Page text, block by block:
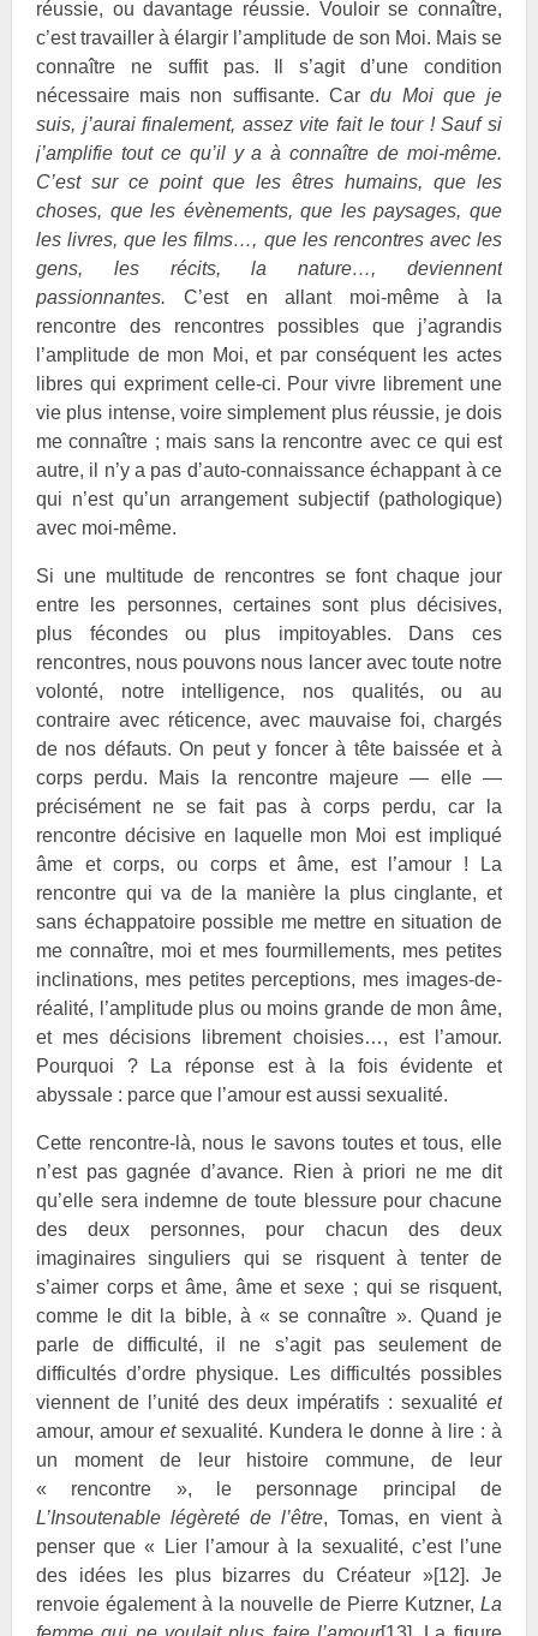
réussie, ou davantage réussie. Vouloir se connaître,
c’est travailler à élargir l’amplitude de son Moi. Mais se
connaître ne suffit pas. Il s’agit d’une condition
nécessaire mais non suffisante. Car du Moi que je
suis, j’aurai finalement, assez vite fait le tour ! Sauf si
j’amplifie tout ce qu’il y a à connaître de moi-même.
C’est sur ce point que les êtres humains, que les
choses, que les évènements, que les paysages, que
les livres, que les films…, que les rencontres avec les
gens, les récits, la nature…, deviennent
passionnantes. C’est en allant moi-même à la
rencontre des rencontres possibles que j’agrandis
l’amplitude de mon Moi, et par conséquent les actes
libres qui expriment celle-ci. Pour vivre librement une
vie plus intense, voire simplement plus réussie, je dois
me connaître ; mais sans la rencontre avec ce qui est
autre, il n’y a pas d’auto-connaissance échappant à ce
qui n’est qu’un arrangement subjectif (pathologique)
avec moi-même.
Si une multitude de rencontres se font chaque jour
entre les personnes, certaines sont plus décisives,
plus fécondes ou plus impitoyables. Dans ces
rencontres, nous pouvons nous lancer avec toute notre
volonté, notre intelligence, nos qualités, ou au
contraire avec réticence, avec mauvaise foi, chargés
de nos défauts. On peut y foncer à tête baissée et à
corps perdu. Mais la rencontre majeure — elle —
précisément ne se fait pas à corps perdu, car la
rencontre décisive en laquelle mon Moi est impliqué
âme et corps, ou corps et âme, est l’amour ! La
rencontre qui va de la manière la plus cinglante, et
sans échappatoire possible me mettre en situation de
me connaître, moi et mes fourmillements, mes petites
inclinations, mes petites perceptions, mes images-de-
réalité, l’amplitude plus ou moins grande de mon âme,
et mes décisions librement choisies…, est l’amour.
Pourquoi ? La réponse est à la fois évidente et
abyssale : parce que l’amour est aussi sexualité.
Cette rencontre-là, nous le savons toutes et tous, elle
n’est pas gagnée d’avance. Rien à priori ne me dit
qu’elle sera indemne de toute blessure pour chacune
des deux personnes, pour chacun des deux
imaginaires singuliers qui se risquent à tenter de
s’aimer corps et âme, âme et sexe ; qui se risquent,
comme le dit la bible, à « se connaître ». Quand je
parle de difficulté, il ne s’agit pas seulement de
difficultés d’ordre physique. Les difficultés possibles
viennent de l’unité des deux impératifs : sexualité et
amour, amour etsexualité. Kundera le donne à lire : à
un moment de leur histoire commune, de leur
« rencontre », le personnage principal de
L’Insoutenable légèreté de l’être, Tomas, en vient à
penser que « Lier l’amour à la sexualité, c’est l’une
des idées les plus bizarres du Créateur »[12]. Je
renvoie également à la nouvelle de Pierre Kutzner, La